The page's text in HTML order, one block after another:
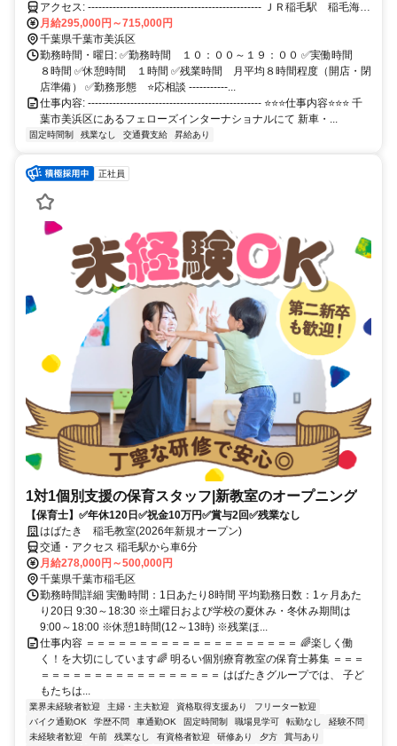
長期休暇も取得可能』
アクセス: ------------------------------------------------- ＪＲ稲毛駅 稲毛海岸
駅 より徒歩２０分 幕張・湾岸千葉・穴川ＩＣ より車で１５分 -----
--------------------------------------------
月給295,000円～715,000円
千葉県千葉市美浜区
勤務時間・曜日: ✅勤務時間 １０：００～１９：００ ✅実働時間
８時間 ✅休憩時間 １時間 ✅残業時間 月平均８時間程度（開店・閉
店準備） ✅勤務形態 ⭐応相談 -----------...
仕事内容: ------------------------------------------------- ⭐⭐⭐仕事内容⭐⭐⭐ 千
葉市美浜区にあるフェローズインターナショナルにて 新車・...
固定時間制 残業なし 交通費支給 昇給あり
正社員
1対1個別支援の保育スタッフ|新教室のオープニング
【保育士】✅年休120日✅祝金10万円✅賞与2回✅残業なし
はばたき 稲毛教室(2026年新規オープン)
交通・アクセス 稲毛駅から車6分
月給278,000円～500,000円
千葉県千葉市稲毛区
勤務時間詳細 実働時間：1日あたり8時間 平均勤務日数：1ヶ月あた
り20日 9:30～18:30 ※土曜日および学校の夏休み・冬休み期間は
9:00～18:00 ※休憩1時間(12～13時) ※残業ほ...
仕事内容 ＝＝＝＝＝＝＝＝＝＝＝＝＝＝＝＝＝＝＝＝ 🌈楽しく働
く！を大切にしています🌈 明るい個別療育教室の保育士募集 ＝＝＝
＝＝＝＝＝＝＝＝＝＝＝＝＝＝＝＝＝ はばたきグループでは、 子ど
もたちは...
業界未経験者歓迎 主婦・主夫歓迎 資格取得支援あり
フリーター歓迎
バイク通勤OK
学歴不問 車通勤OK 固定時間制 職場見学可 転勤なし
経験不問
未経験者歓迎
午前 残業なし 有資格者歓迎 研修あり 夕方
賞与あり